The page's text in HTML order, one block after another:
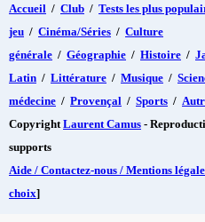
Accueil / Club / Tests les plus
jeu / Cinéma/Séries / Culture
générale / Géographie / Histoire /
Latin / Littérature / Musique /
médecine / Provençal / Sports /
Copyright Laurent Camus -
supports
Aide / Contactez-nous / Mentions
choix]